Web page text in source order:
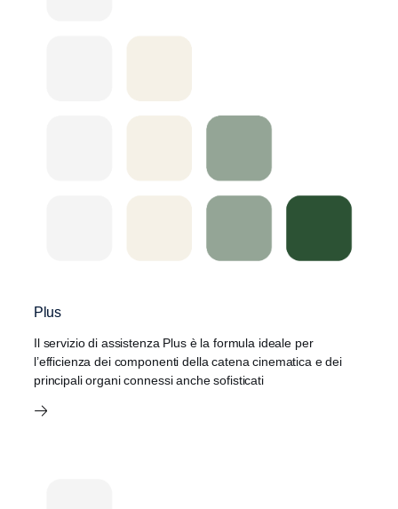
Plus
Il servizio di assistenza Plus è la formula ideale per
l’efficienza dei componenti della catena cinematica e dei
principali organi connessi anche sofisticati